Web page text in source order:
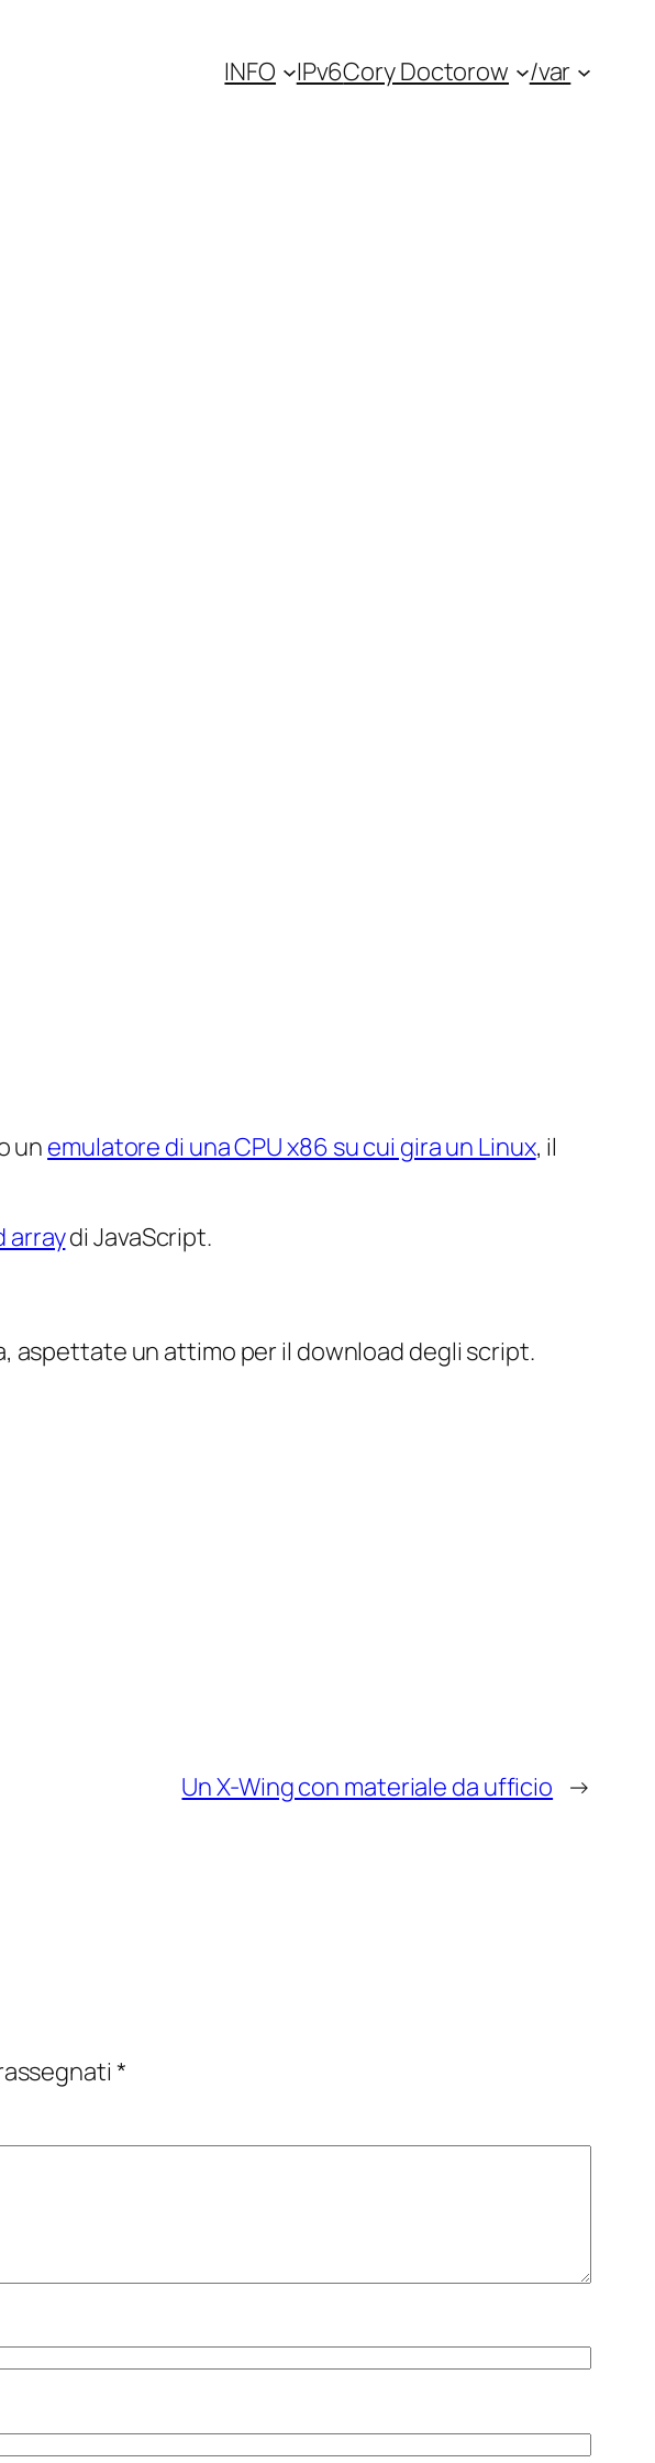
INFO IPv6Cory Doctorow /var
un emulatore di una CPU x86 su cui gira un Linux, il
arraydi JavaScript.
aspettate un attimo per il download degli script.
Un X-Wing con materiale da ufficio →
*